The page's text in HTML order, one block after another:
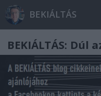
BEKIÁLTÁS
BEKIÁLTÁS: Dúl